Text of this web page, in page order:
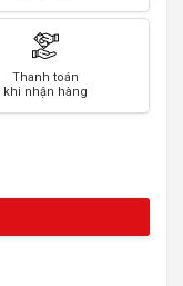
Thanh toán
khi nhận hàng